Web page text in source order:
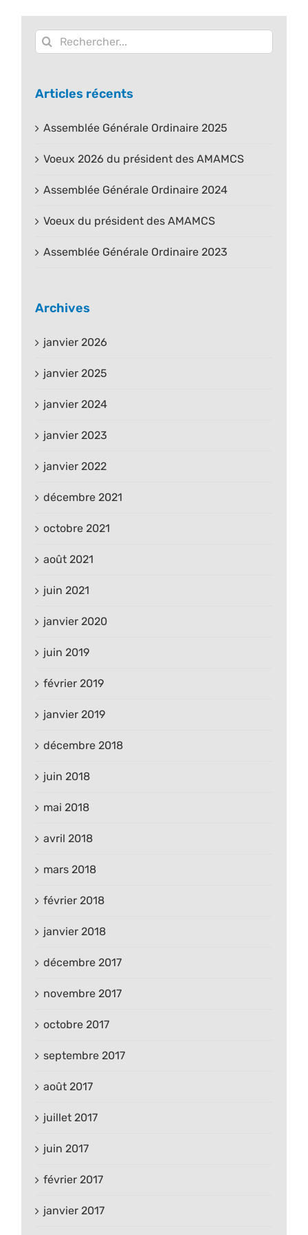
Rechercher:
Articles récents
Assemblée Générale Ordinaire 2025
Voeux 2026 du président des AMAMCS
Assemblée Générale Ordinaire 2024
Voeux du président des AMAMCS
Assemblée Générale Ordinaire 2023
Archives
janvier 2026
janvier 2025
janvier 2024
janvier 2023
janvier 2022
décembre 2021
octobre 2021
août 2021
juin 2021
janvier 2020
juin 2019
février 2019
janvier 2019
décembre 2018
juin 2018
mai 2018
avril 2018
mars 2018
février 2018
janvier 2018
décembre 2017
novembre 2017
octobre 2017
septembre 2017
août 2017
juillet 2017
juin 2017
février 2017
janvier 2017